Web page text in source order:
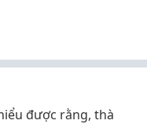
được rằng, thà